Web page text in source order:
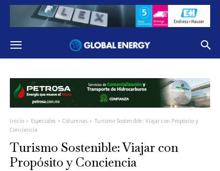
Inicio Especiales Columnas
Turismo Sostenible: Viajar con Propósito y
Conciencia
Turismo Sostenible: Viajar con
Propósito y Conciencia